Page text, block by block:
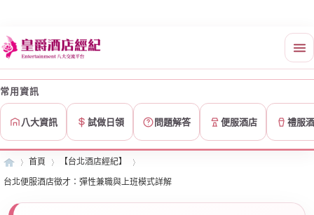
常用資訊
八大資訊 試做日領 問題解答 便服酒店 禮服
首頁 【台北酒店經紀】
台北便服酒店徵才：彈性兼職與上班模式詳解